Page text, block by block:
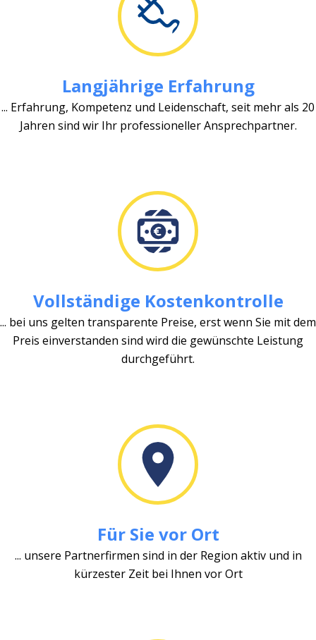
Langjährige Erfahrung
... Erfahrung, Kompetenz und Leidenschaft, seit mehr als 20
Jahren sind wir Ihr professioneller Ansprechpartner.
Vollständige Kostenkontrolle
... bei uns gelten transparente Preise, erst wenn Sie mit dem
Preis einverstanden sind wird die gewünschte Leistung
durchgeführt.
Für Sie vor Ort
... unsere Partnerfirmen sind in der Region aktiv und in
kürzester Zeit bei Ihnen vor Ort